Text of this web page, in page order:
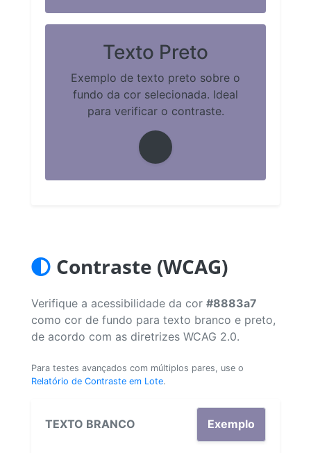
Texto Preto
Exemplo de texto preto sobre o
fundo da cor selecionada. Ideal
para verificar o contraste.
Contraste (WCAG)
Verifique a acessibilidade da cor #8883a7
como cor de fundo para texto branco e preto,
de acordo com as diretrizes WCAG 2.0.
Para testes avançados com múltiplos pares, use o
Relatório de Contraste em Lote.
TEXTO BRANCO Exemplo